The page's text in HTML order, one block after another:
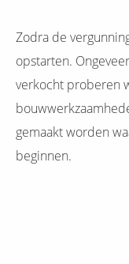
Zodra de
opstarten.
verkocht proberen
gemaakt worden
beginnen.